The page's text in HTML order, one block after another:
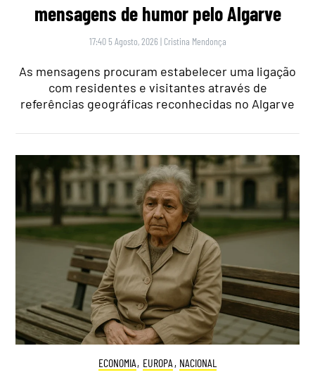
mensagens de humor pelo Algarve
17:40 5 Agosto, 2026 | Cristina Mendonça
As mensagens procuram estabelecer uma ligação
com residentes e visitantes através de
referências geográficas reconhecidas no Algarve
ECONOMIA, EUROPA , NACIONAL